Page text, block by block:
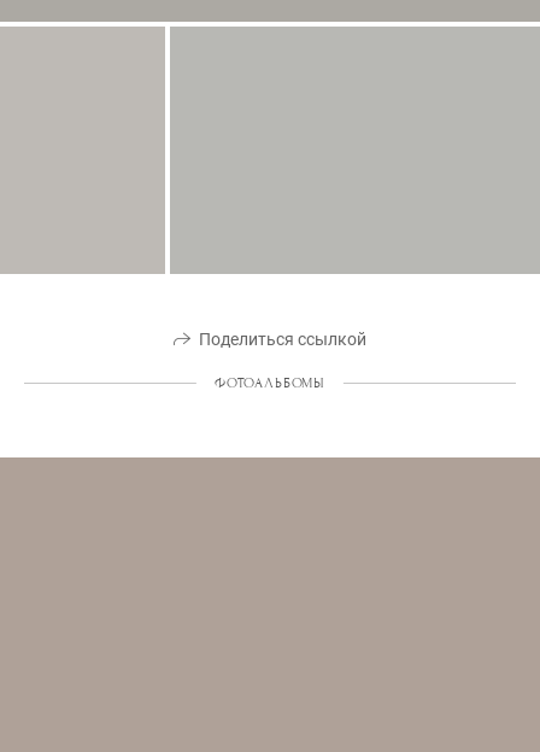
Поделиться ссылкой
ФОТОАЛЬБОМЫ